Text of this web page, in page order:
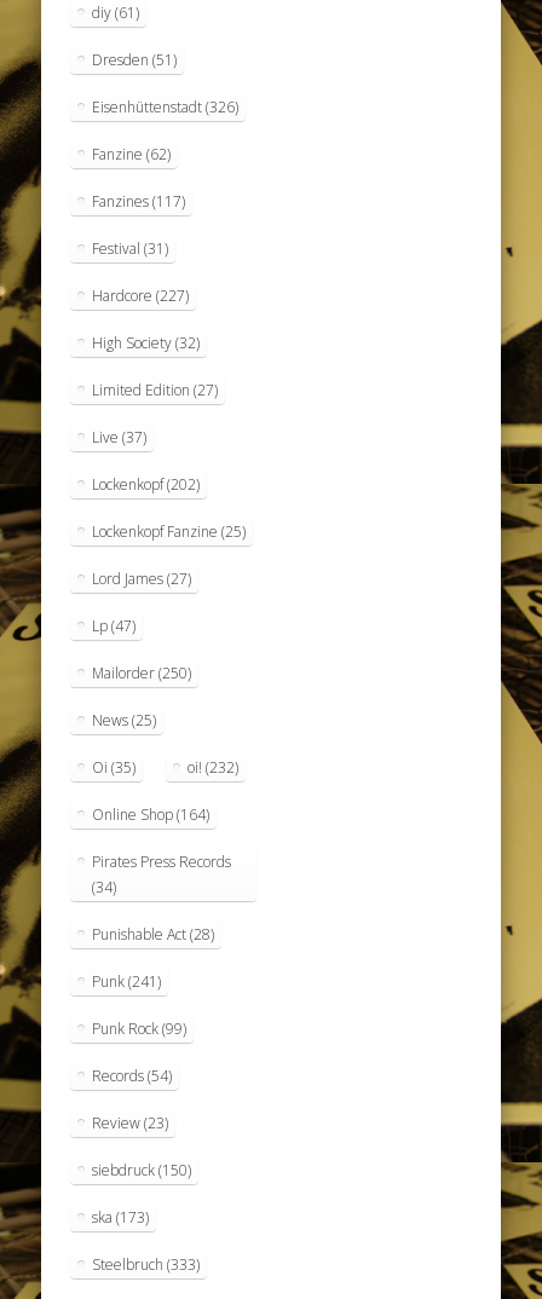
diy(61)
Dresden (51)
Eisenhüttenstadt(326)
Fanzine (62)
Fanzines(117)
Festival (31)
Hardcore (227)
High Society(32)
Limited Edition (27)
Live (37)
Lockenkopf(202)
Lockenkopf Fanzine (25)
Lord James(27)
Lp(47)
Mailorder(250)
News(25)
Oi (35) oi! (232)
Online Shop(164)
Pirates Press Records
(34)
Punishable Act(28)
Punk(241)
Punk Rock(99)
Records(54)
Review(23)
siebdruck(150)
ska (173)
Steelbruch (333)